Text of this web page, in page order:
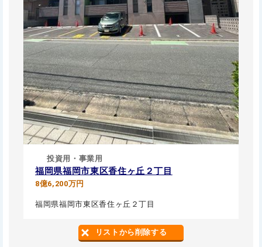
投資用・事業用
福岡県福岡市東区香住ヶ丘２丁目
8億6,200万円
福岡県福岡市東区香住ヶ丘２丁目
リストから削除する